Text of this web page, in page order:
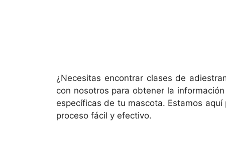
¿Necesitas encontrar clases de
con nosotros para obtener la
específicas de tu mascota. Estamos
proceso fácil y efectivo.